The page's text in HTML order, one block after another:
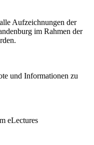
Aufzeichnungen der
im Rahmen der
und Informationen zu
eLectures